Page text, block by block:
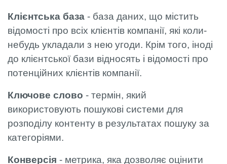
Клієнтська база - база даних, що містить
відомості про всіх клієнтів компанії, які коли-
небудь укладали з нею угоди. Крім того, іноді
до клієнтської бази відносять і відомості про
потенційних клієнтів компанії.
Ключове слово - термін, який
використовують пошукові системи для
розподілу контенту в результатах пошуку за
категоріями.
Конверсія - метрика, яка дозволяє оцінити